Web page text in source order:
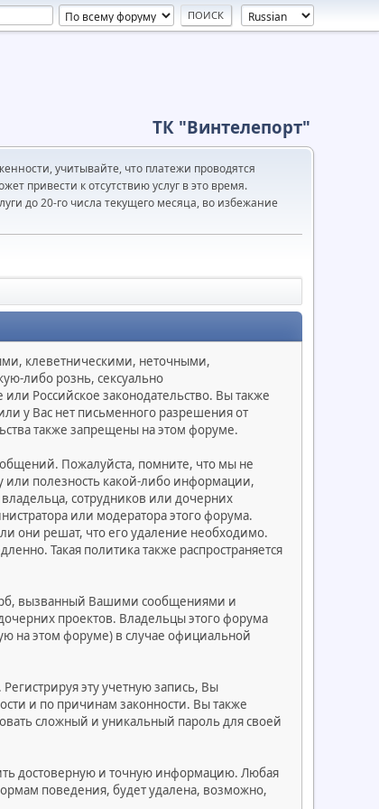
ТК "Винтелепорт"
учитывайте, что платежи проводятся
привести к отсутствию услуг в это время.
до 20-го числа текущего месяца, во избежание
клеветническими, неточными,
либо рознь, сексуально
Российское законодательство. Вы также
у Вас нет письменного разрешения от
также запрещены на этом форуме.
Пожалуйста, помните, что мы не
или полезность какой-либо информации,
сотрудников или дочерних
или модератора этого форума.
они решат, что его удаление необходимо.
Такая политика также распространяется
вызванный Вашими сообщениями и
проектов. Владельцы этого форума
на этом форуме) в случае официальной
эту учетную запись, Вы
и по причинам законности. Вы также
сложный и уникальный пароль для своей
достоверную и точную информацию. Любая
поведения, будет удалена, возможно,